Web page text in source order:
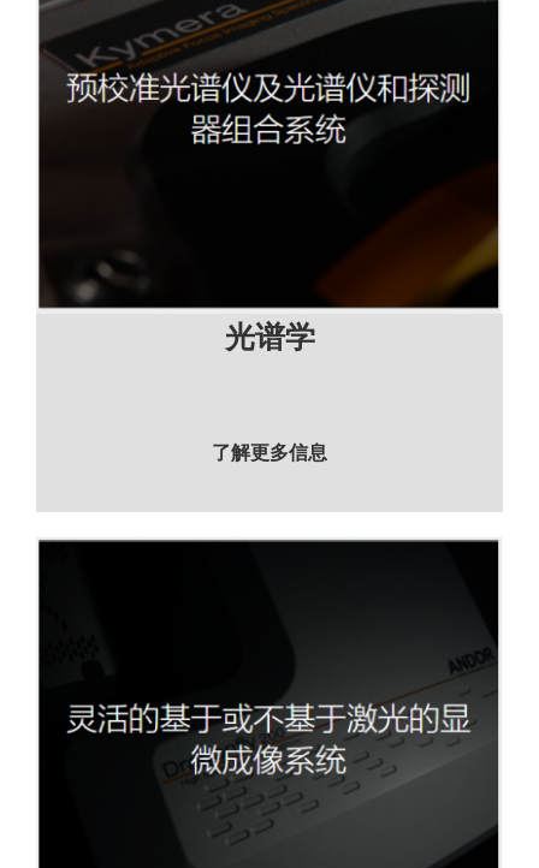
光谱学
了解更多信息